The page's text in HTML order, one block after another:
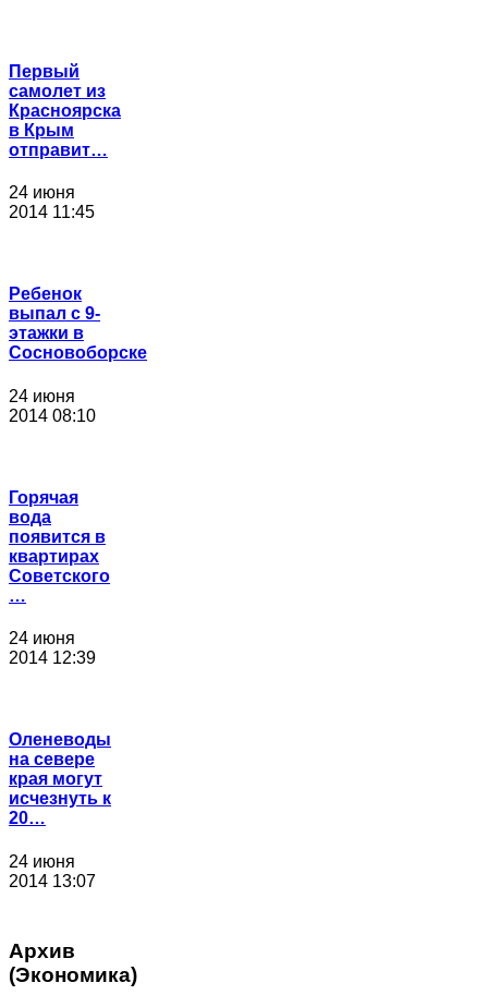
Первый
самолет из
Красноярска
в Крым
отправит…
24 июня
2014 11:45
Ребенок
выпал с 9-
этажки в
Сосновоборске
24 июня
2014 08:10
Горячая
вода
появится в
квартирах
Советского
…
24 июня
2014 12:39
Оленеводы
на севере
края могут
исчезнуть к
20…
24 июня
2014 13:07
Архив
(Экономика)